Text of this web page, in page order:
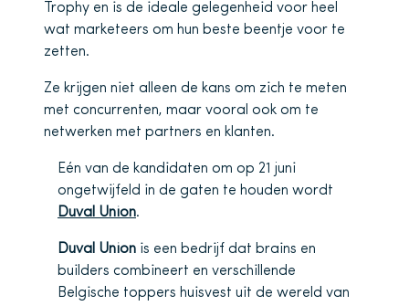
Trophy en is de ideale gelegenheid voor heel
wat marketeers om hun beste beentje voor te
zetten.
Ze krijgen niet alleen de kans om zich te meten
met concurrenten, maar vooral ook om te
netwerken met partners en klanten.
Eén van de kandidaten om op 21 juni
ongetwijfeld in de gaten te houden wordt
Duval Union.
Duval Union is een bedrijf dat brains en
builders combineert en verschillende
Belgische toppers huisvest uit de wereld van